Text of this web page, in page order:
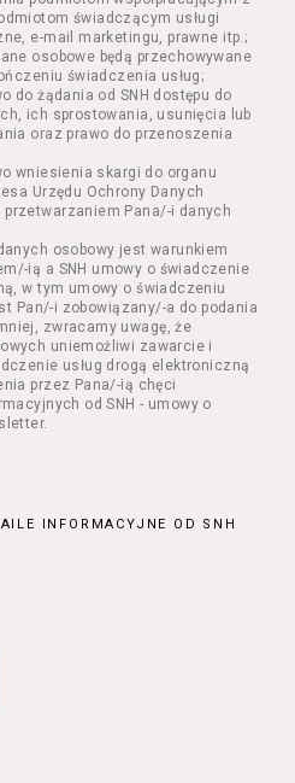
lub w części
liczby Biletów na
danego Wydarzenia lub
przewidziany dla danego
regulamin.
zasady:
Usług przez
usług, o
2 pkt 4 i 5 poniżej,
w zakresie
Regulaminie precyzują
Usługodawcę danych
i Karnetów oraz
świadczącym usługi
e-mail marketingu, prawne itp.;
osobowe będą przechowywane
świadczenia usług;
do żądania od SNH dostępu do
ich sprostowania, usunięcia lub
oraz prawo do przenoszenia
wniesienia skargi do organu
Urzędu Ochrony Danych
Pana/-i danych
osobowy jest warunkiem
ią a SNH umowy o świadczenie
w tym umowy o świadczeniu
Pan/-i zobowiązany/-a do podania
zwracamy uwagę, że
uniemożliwi zawarcie i
usług drogą elektroniczną
przez Pana/-ią chęci
od SNH - umowy o
INFORMACYJNE OD SNH